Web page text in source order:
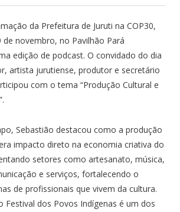
da Prefeitura de Juruti na COP30,
novembro, no Pavilhão Pará
edição de podcast. O convidado do dia
artista jurutiense, produtor e secretário
com o tema “Produção Cultural e
Sebastião destacou como a produção
impacto direto na economia criativa do
setores como artesanato, música,
e serviços, fortalecendo o
de profissionais que vivem da cultura.
Festival dos Povos Indígenas é um dos